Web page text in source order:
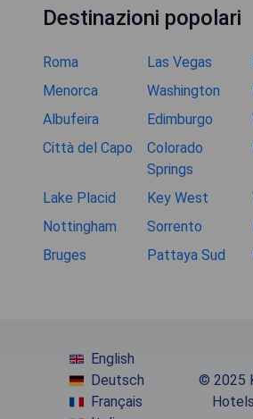
Destinazioni popolari
Roma Las Vegas
Menorca
Washington
Albufeira
Edimburgo
Città del Capo
Colorado
Springs
Lake Placid Key West
Nottingham
Sorrento
Bruges
Pattaya Sud
English
Deutsch
Français
© 2025